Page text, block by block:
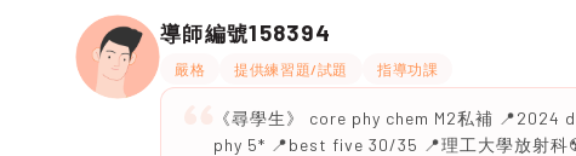
導師編號158394
嚴格 提供練習題/試題 指導功課
《尋學生》 core phy chem M2私補
phy 5* 📍best five 30/35 📍理工大學放射科